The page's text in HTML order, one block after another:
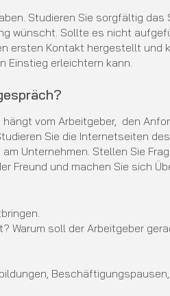
Studieren Sie sorgfältig
wünscht. Sollte es nicht
ersten Kontakt hergestellt und
Einstieg erleichtern kann.
vom Arbeitgeber, den
Sie die Internetseiten
Unternehmen. Stellen Sie
Freund und machen Sie sich
Warum soll der Arbeitgeber